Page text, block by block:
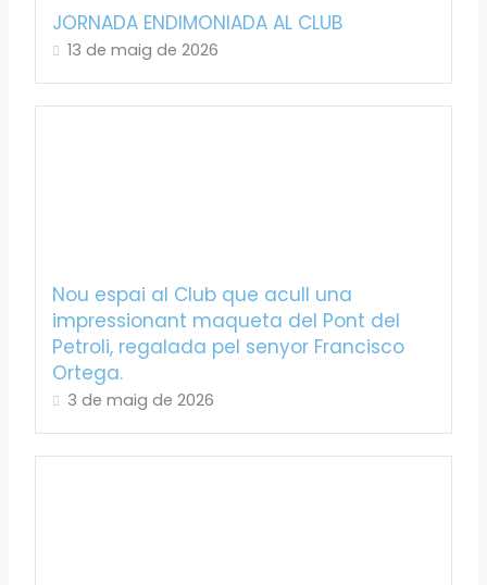
JORNADA ENDIMONIADA AL CLUB
13 de maig de 2026
Nou espai al Club que acull una
impressionant maqueta del Pont del
Petroli, regalada pel senyor Francisco
Ortega.
3 de maig de 2026